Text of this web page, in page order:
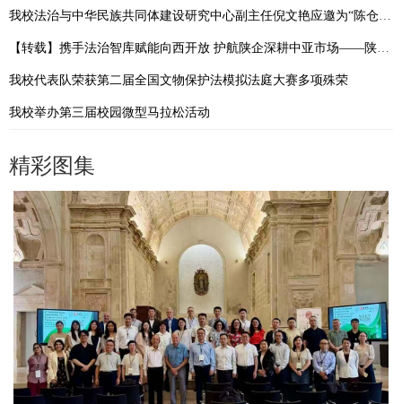
我校法治与中华民族共同体建设研究中心副主任倪文艳应邀为“陈仓发展讲坛”作专题辅导
【转载】携手法治智库赋能向西开放 护航陕企深耕中亚市场——陕西省国际经济合作促进会与中国—中亚法律查明与研究中心签署战略合作协议
我校代表队荣获第二届全国文物保护法模拟法庭大赛多项殊荣
我校举办第三届校园微型马拉松活动
精彩图集